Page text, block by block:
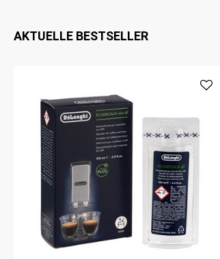
AKTUELLE BESTSELLER